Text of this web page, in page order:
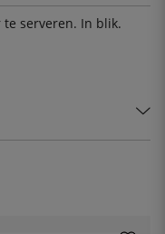
serveren. In blik.